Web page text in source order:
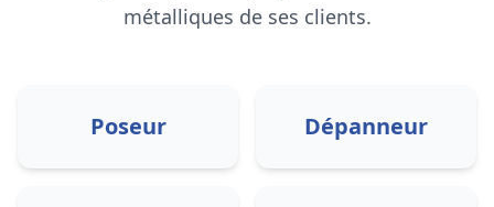
métalliques de ses clients.
Poseur Dépanneur